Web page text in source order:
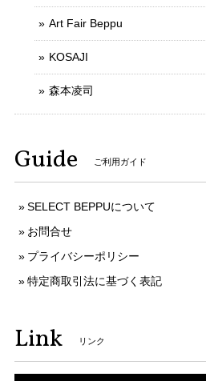
Art Fair Beppu
KOSAJI
森本凌司
Guide ご利用ガイド
SELECT BEPPUについて
お問合せ
プライバシーポリシー
特定商取引法に基づく表記
Link リンク